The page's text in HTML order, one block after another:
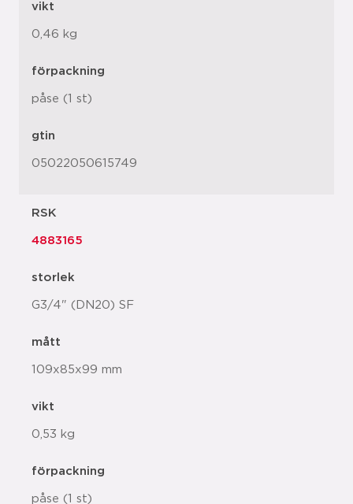
vikt
0,46 kg
förpackning
påse (1 st)
gtin
05022050615749
RSK
4883165
storlek
G3/4" (DN20) SF
mått
109x85x99 mm
vikt
0,53 kg
förpackning
påse (1 st)